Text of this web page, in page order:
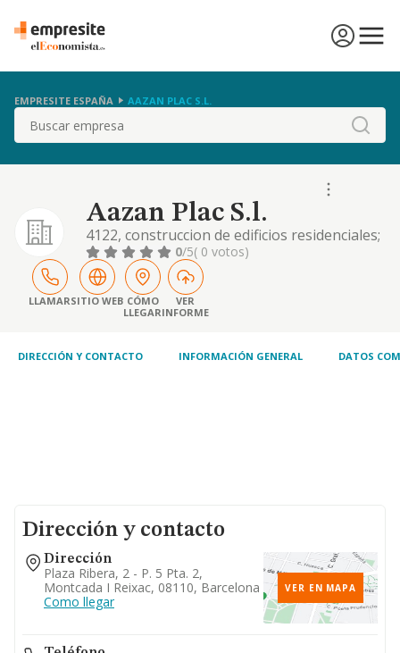
EMPRESITE ESPAÑA AAZAN PLAC S.L.
Buscar
Aazan Plac S.l.
4122, construccion de edificios residenciales;
4648, comercio al por mayor de articulos de
relojeria y joyeria; 4754, comercio al por
menor de aparatos electrodomesticos en
establecimientos especializados etc
0/5( 0 votos)
LLAMARSITIO WEB CÓMO
LLEGAR
VER
INFORME
DIRECCIÓN Y CONTACTO INFORMACIÓN GENERAL DATOS
Dirección y contacto
Dirección
Plaza Ribera, 2 - P. 5 Pta. 2,
Montcada I Reixac, 08110, Barcelona
Como llegar
VER EN MAPA